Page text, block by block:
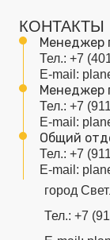
КОНТАКТЫ
Менеджер
Тел.: +7
E-mail:
Менеджер
Тел.: +7
E-mail:
Общий
Тел.: +7
E-mail:
город
Тел.: +7